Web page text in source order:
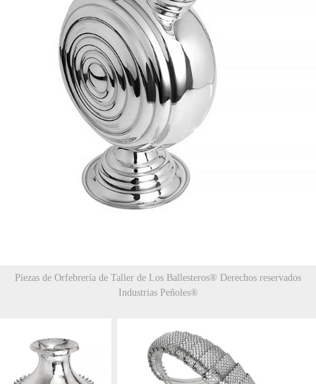
Piezas de Orfebrería de Taller de Los Ballesteros® Derechos reservados
Industrias Peñoles®